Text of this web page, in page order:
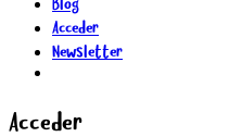
Acceder
Newsletter
Acceder